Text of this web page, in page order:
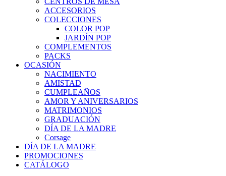
ACCESORIOS
COLECCIONES
COLOR POP
JARDÍN POP
COMPLEMENTOS
PACKS
OCASIÓN
NACIMIENTO
AMISTAD
CUMPLEAÑOS
AMOR Y ANIVERSARIOS
MATRIMONIOS
GRADUACIÓN
DÍA DE LA MADRE
Corsage
DÍA DE LA MADRE
PROMOCIONES
CATÁLOGO